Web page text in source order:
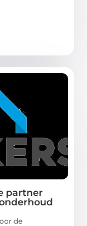
partner
de